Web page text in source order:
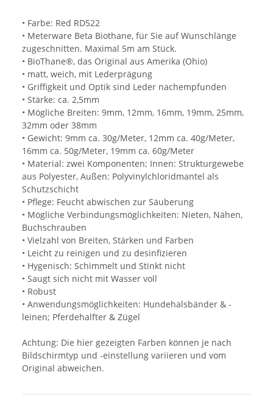
• Farbe: Red RD522
• Meterware Beta Biothane, für Sie auf Wunschlänge
zugeschnitten. Maximal 5m am Stück.
• BioThane®, das Original aus Amerika (Ohio)
• matt, weich, mit Lederprägung
• Griffigkeit und Optik sind Leder nachempfunden
• Stärke: ca. 2,5mm
• Mögliche Breiten: 9mm, 12mm, 16mm, 19mm, 25mm,
32mm oder 38mm
• Gewicht: 9mm ca. 30g/Meter, 12mm ca. 40g/Meter,
16mm ca. 50g/Meter, 19mm ca. 60g/Meter
• Material: zwei Komponenten; Innen: Strukturgewebe
aus Polyester, Außen: Polyvinylchloridmantel als
Schutzschicht
• Pflege: Feucht abwischen zur Säuberung
• Mögliche Verbindungsmöglichkeiten: Nieten, Nähen,
Buchschrauben
• Vielzahl von Breiten, Stärken und Farben
• Leicht zu reinigen und zu desinfizieren
• Hygenisch: Schimmelt und Stinkt nicht
• Saugt sich nicht mit Wasser voll
• Robust
• Anwendungsmöglichkeiten: Hundehalsbänder & -
leinen; Pferdehalfter & Zügel
Achtung: Die hier gezeigten Farben können je nach
Bildschirmtyp und -einstellung variieren und vom
Original abweichen.